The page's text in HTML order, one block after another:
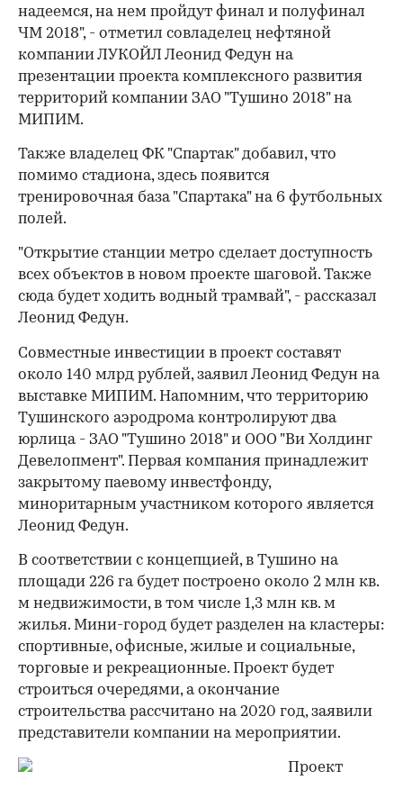
надеемся, на нем пройдут финал и полуфинал
ЧМ 2018", - отметил совладелец нефтяной
компании ЛУКОЙЛ Леонид Федун на
презентации проекта комплексного развития
территорий компании ЗАО "Тушино 2018" на
МИПИМ.
Также владелец ФК "Спартак" добавил, что
помимо стадиона, здесь появится
тренировочная база "Спартака" на 6 футбольных
полей.
"Открытие станции метро сделает доступность
всех объектов в новом проекте шаговой. Также
сюда будет ходить водный трамвай", - рассказал
Леонид Федун.
Совместные инвестиции в проект составят
около 140 млрд рублей, заявил Леонид Федун на
выставке МИПИМ. Напомним, что территорию
Тушинского аэродрома контролируют два
юрлица - ЗАО "Тушино 2018" и ООО "Ви Холдинг
Девелопмент". Первая компания принадлежит
закрытому паевому инвестфонду,
миноритарным участником которого является
Леонид Федун.
В соответствии с концепцией, в Тушино на
площади 226 га будет построено около 2 млн кв.
м недвижимости, в том числе 1,3 млн кв. м
жилья. Мини-город будет разделен на кластеры:
спортивные, офисные, жилые и социальные,
торговые и рекреационные. Проект будет
строиться очередями, а окончание
строительства рассчитано на 2020 год, заявили
представители компании на мероприятии.
Проект